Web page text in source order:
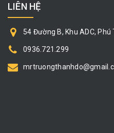
LIÊN HỆ
54 Đường B, Khu ADC, Phú
0936.721.299